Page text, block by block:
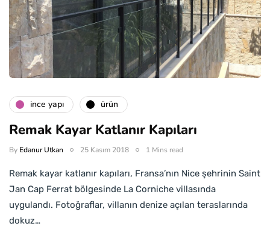
i̇nce yapı ürün
Remak Kayar Katlanır Kapıları
By Edanur Utkan 25 Kasım 2018 1 Mins read
Remak kayar katlanır kapıları, Fransa’nın Nice şehrinin Saint
Jan Cap Ferrat bölgesinde La Corniche villasında
uygulandı. Fotoğraflar, villanın denize açılan teraslarında
dokuz…